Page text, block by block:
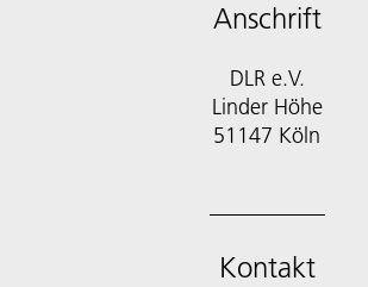
Anschrift
DLR e.V.
Linder Höhe
51147 Köln
Kontakt